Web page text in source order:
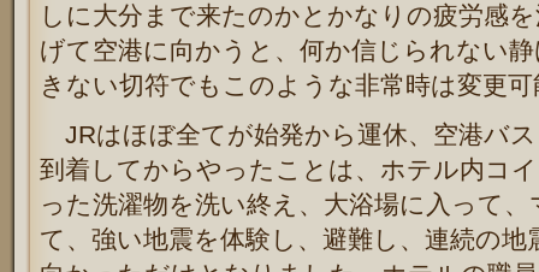
しに大分まで来たのかとかなりの疲労感
げて空港に向かうと、何か信じられない
きない切符でもこのような非常時は変更
JRはほぼ全てが始発から運休、空港バ
到着してからやったことは、 ホテル内コ
った洗濯物を洗い終え、 大浴場に入って
て、強い地震を体験し、避難し、連続の